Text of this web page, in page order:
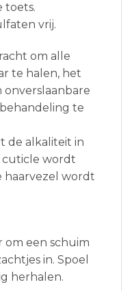
toets.
vrij.
om alle
te halen, het
onverslaanbare
te
de alkaliteit in
cuticle wordt
haarvezel wordt
om een schuim
in. Spoel
herhalen.